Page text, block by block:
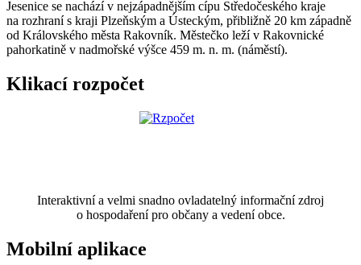
Jesenice se nachází v nejzápadnějším cípu Středočeského kraje
na rozhraní s kraji Plzeňským a Ústeckým, přibližně 20 km západně
od Královského města Rakovník. Městečko leží v Rakovnické
pahorkatině v nadmořské výšce 459 m. n. m. (náměstí).
Klikací rozpočet
Interaktivní a velmi snadno ovladatelný informační zdroj
o hospodaření pro občany a vedení obce.
Mobilní aplikace